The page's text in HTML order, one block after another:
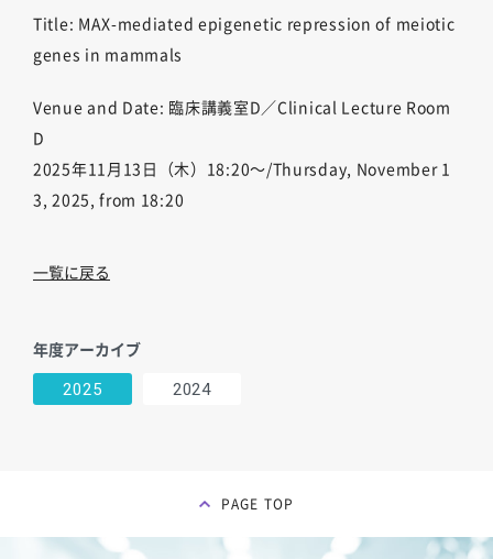
年度アーカイブ
2025 2024
Title: MAX-mediated epigenetic repression of meiotic
genes in mammals
Venue and Date: 臨床講義室D／Clinical Lecture Room
D
2025年11月13日（木）18:20～/Thursday, November 1
3, 2025, from 18:20
一覧に戻る
PAGE TOP